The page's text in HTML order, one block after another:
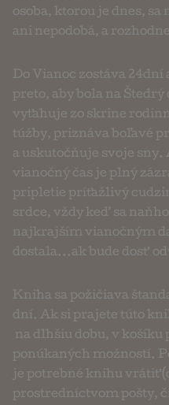
osoba, ktorou je dnes,
ani nepodobá, a
Do Vianoc zostáva
preto, aby bola na
vyťahuje zo skrine
túžby, priznáva boľavé
a uskutočňuje svoje sny.
vianočný čas je plný
pripletie príťažlivý
srdce, vždy keď sa
najkrajším vianočným
dostala...ak bude dosť
Kniha sa požičiava
dní. Ak si prajete túto
na dlhšiu dobu, v košíku
ponúkaných možností.
je potrebné knihu vrátiť
prostredníctvom pošty,